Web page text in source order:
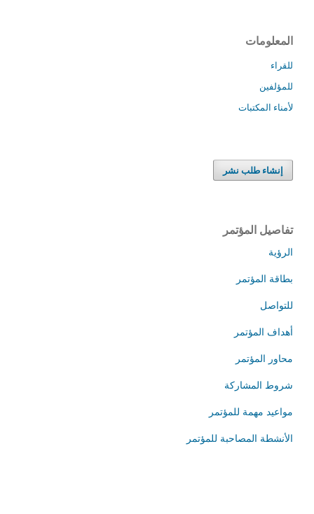
المعلومات
للقراء
للمؤلفين
لأمناء المكتبات
إنشاء طلب نشر
تفاصيل المؤتمر
الرؤية
بطاقة المؤتمر
للتواصل
أهداف المؤتمر
محاور المؤتمر
شروط المشاركة
مواعيد مهمة للمؤتمر
الأنشطة المصاحبة للمؤتمر